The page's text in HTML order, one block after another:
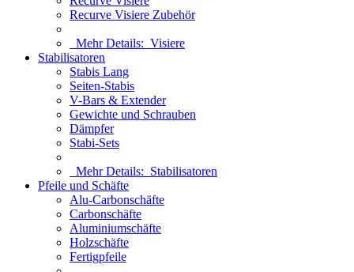
Recurve Visiere Zubehör
Mehr Details: Visiere
Stabilisatoren
Stabis Lang
Seiten-Stabis
V-Bars & Extender
Gewichte und Schrauben
Dämpfer
Stabi-Sets
Mehr Details: Stabilisatoren
Pfeile und Schäfte
Alu-Carbonschäfte
Carbonschäfte
Aluminiumschäfte
Holzschäfte
Fertigpfeile